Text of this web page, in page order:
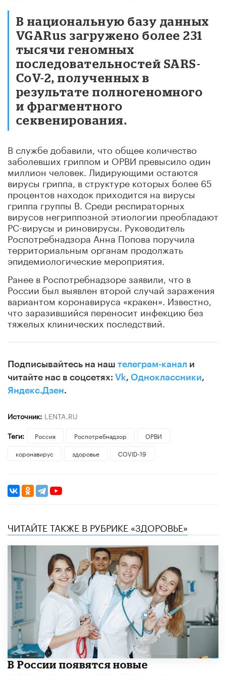
В национальную базу данных
VGARus загружено более 231
тысячи геномных
последовательностей SARS-
CoV-2, полученных в
результате полногеномного
и фрагментного
секвенирования.
В службе добавили, что общее количество
заболевших гриппом и ОРВИ превысило один
миллион человек. Лидирующими остаются
вирусы гриппа, в структуре которых более 65
процентов находок приходится на вирусы
гриппа группы B. Среди респираторных
вирусов негриппозной этиологии преобладают
РС-вирусы и риновирусы. Руководитель
Роспотребнадзора Анна Попова поручила
территориальным органам продолжать
эпидемиологические мероприятия.
Ранее в Роспотребнадзоре заявили, что в
России был выявлен второй случай заражения
вариантом коронавируса «кракен». Известно,
что заразившийся переносит инфекцию без
тяжелых клинических последствий.
Подписывайтесь на наш телеграм-канал и
читайте нас в соцсетях: Vk, Одноклассники,
Яндекс.Дзен.
Источник: LENTA.RU
Теги:
Россия Роспотребнадзор
ОРВИ
коронавирус
здоровье COVID-19
ЧИТАЙТЕ ТАКЖЕ В РУБРИКЕ «ЗДОРОВЬЕ»
В России появятся новые